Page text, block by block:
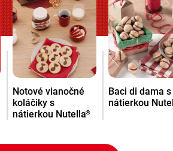
Notové vianočné
koláčiky s
nátierkou Nutella®
Baci di dama s
nátierkou